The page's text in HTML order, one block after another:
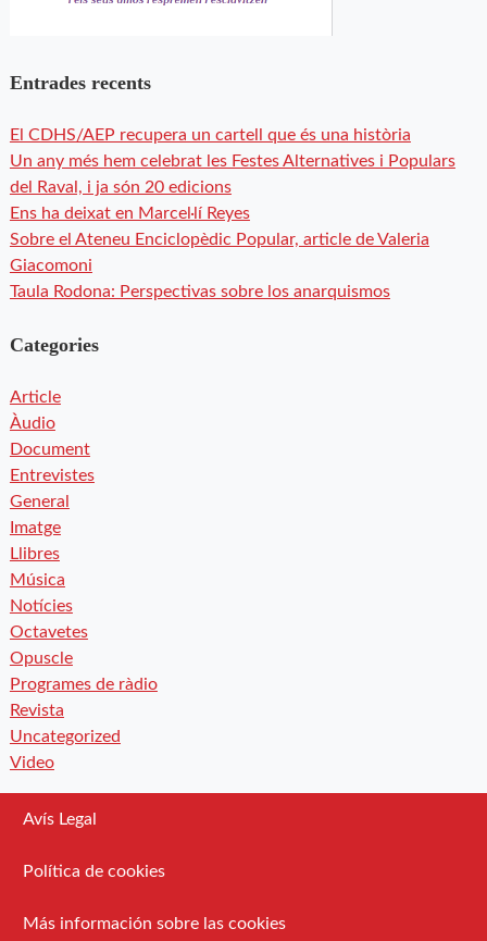
Entrades recents
El CDHS/AEP recupera un cartell que és una història
Un any més hem celebrat les Festes Alternatives i Populars
del Raval, i ja són 20 edicions
Ens ha deixat en Marcel·lí Reyes
Sobre el Ateneu Enciclopèdic Popular, article de Valeria
Giacomoni
Taula Rodona: Perspectivas sobre los anarquismos
Categories
Article
Àudio
Document
Entrevistes
General
Imatge
Llibres
Música
Notícies
Octavetes
Opuscle
Programes de ràdio
Revista
Uncategorized
Video
Avís Legal
Política de cookies
Más información sobre las cookies